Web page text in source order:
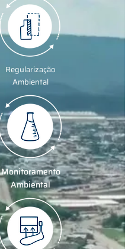
Regularização
Ambiental
Monitoramento
Ambiental